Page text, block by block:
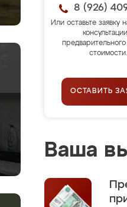
8 (926)
Или оставьте заявку
предварительного
стоимости.
ОСТАВИТЬ
Ваша